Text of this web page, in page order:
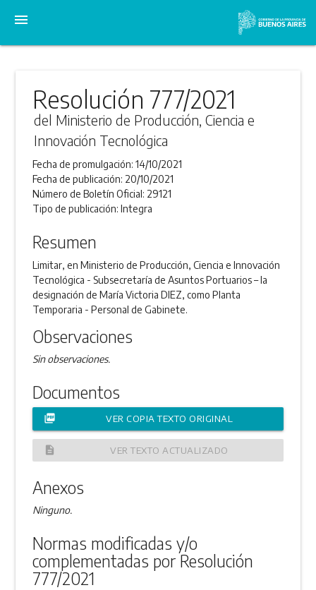
menu
Resolución 777/2021
del Ministerio de Producción, Ciencia e
Innovación Tecnológica
Fecha de promulgación:14/10/2021
Fecha de publicación: 20/10/2021
Número de Boletín Oficial: 29121
Tipo de publicación:Integra
Resumen
Limitar, en Ministerio de Producción, Ciencia e Innovación
Tecnológica - Subsecretaría de Asuntos Portuarios – la
designación de María Victoria DIEZ, como Planta
Temporaria - Personal de Gabinete.
Observaciones
Sin observaciones.
Documentos
picture_as_pdf VER COPIA TEXTO ORIGINAL
description VER TEXTO ACTUALIZADO
Anexos
Ninguno.
Normas modificadas y/o
complementadas por Resolución
777/2021